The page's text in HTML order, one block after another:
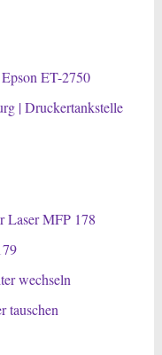
ET-2750
| Druckertankstelle
Laser MFP 178
wechseln
tauschen